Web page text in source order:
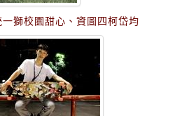
一獅校園甜心、資圖四柯岱均